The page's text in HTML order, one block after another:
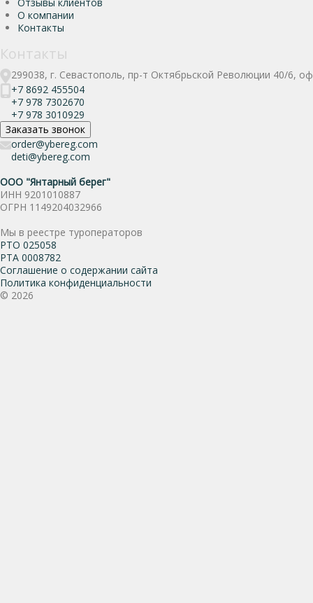
О компании
Контакты
Контакты
299038, г. Севастополь, пр-т Октябрьской Революции 40/6,
+7 8692 455504
+7 978 7302670
+7 978 3010929
Заказать звонок
order@ybereg.com
deti@ybereg.com
ООО "Янтарный берег"
ИНН 9201010887
ОГРН 1149204032966
Мы в реестре туроператоров
РТО 025058
РТА 0008782
Соглашение о содержании сайта
Политика конфиденциальности
© 2026